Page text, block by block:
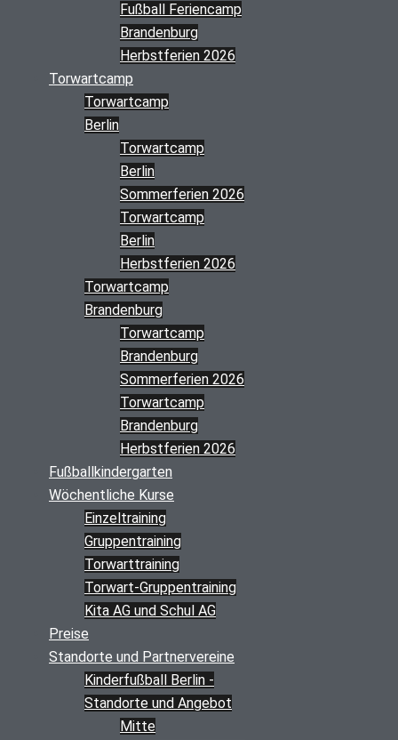
Fußball Feriencamp
Brandenburg
Herbstferien 2026
Torwartcamp
Torwartcamp
Berlin
Torwartcamp
Berlin
Sommerferien 2026
Torwartcamp
Berlin
Herbstferien 2026
Torwartcamp
Brandenburg
Torwartcamp
Brandenburg
Sommerferien 2026
Torwartcamp
Brandenburg
Herbstferien 2026
Fußballkindergarten
Wöchentliche Kurse
Einzeltraining
Gruppentraining
Torwarttraining
Torwart-Gruppentraining
Kita AG und Schul AG
Preise
Standorte und Partnervereine
Kinderfußball Berlin -
Standorte und Angebot
Mitte